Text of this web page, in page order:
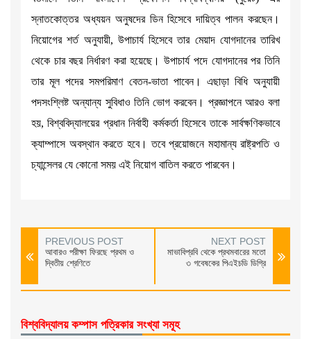
স্নাতকোত্তর অধ্যয়ন অনুষদের ডিন হিসেবে দায়িত্ব পালন করছেন।
নিয়োগের শর্ত অনুযায়ী, উপাচার্য হিসেবে তার মেয়াদ যোগদানের তারিখ
থেকে চার বছর নির্ধারণ করা হয়েছে। উপাচার্য পদে যোগদানের পর তিনি
তার মূল পদের সমপরিমাণ বেতন-ভাতা পাবেন। এছাড়া বিধি অনুযায়ী
পদসংশ্লিষ্ট অন্যান্য সুবিধাও তিনি ভোগ করবেন। প্রজ্ঞাপনে আরও বলা
হয়, বিশ্ববিদ্যালয়ের প্রধান নির্বাহী কর্মকর্তা হিসেবে তাকে সার্বক্ষণিকভাবে
ক্যাম্পাসে অবস্থান করতে হবে। তবে প্রয়োজনে মহামান্য রাষ্ট্রপতি ও
চ্যান্সেলর যে কোনো সময় এই নিয়োগ বাতিল করতে পারবেন।
PREVIOUS POST
আবারও পরীক্ষা ফিরছে প্রথম ও
দ্বিতীয় শ্রেণিতে
NEXT POST
মাভাবিপ্রবি থেকে প্রথমবারের মতো
৩ গবেষকের পিএইচডি ডিগ্রি
বিশ্ববিদ্যালয় কম্পাস পত্রিকার সংখ্যা সমূহ